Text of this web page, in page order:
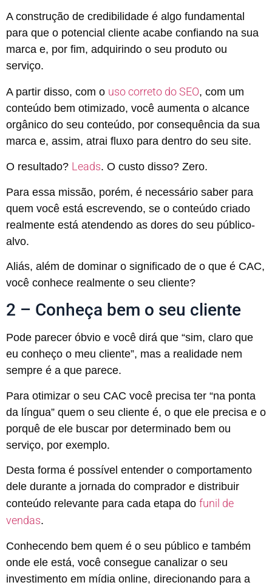
A construção de credibilidade é algo fundamental
para que o potencial cliente acabe confiando na sua
marca e, por fim, adquirindo o seu produto ou
serviço.
A partir disso, com o uso correto do SEO, com um
conteúdo bem otimizado, você aumenta o alcance
orgânico do seu conteúdo, por consequência da sua
marca e, assim, atrai fluxo para dentro do seu site.
O resultado? Leads. O custo disso? Zero.
Para essa missão, porém, é necessário saber para
quem você está escrevendo, se o conteúdo criado
realmente está atendendo as dores do seu público-
alvo.
Aliás, além de dominar o significado de o que é CAC,
você conhece realmente o seu cliente?
2 – Conheça bem o seu cliente
Pode parecer óbvio e você dirá que “sim, claro que
eu conheço o meu cliente”, mas a realidade nem
sempre é a que parece.
Para otimizar o seu CAC você precisa ter “na ponta
da língua” quem o seu cliente é, o que ele precisa e o
porquê de ele buscar por determinado bem ou
serviço, por exemplo.
Desta forma é possível entender o comportamento
dele durante a jornada do comprador e distribuir
conteúdo relevante para cada etapa do funil de
vendas.
Conhecendo bem quem é o seu público e também
onde ele está, você consegue canalizar o seu
investimento em mídia online, direcionando para a